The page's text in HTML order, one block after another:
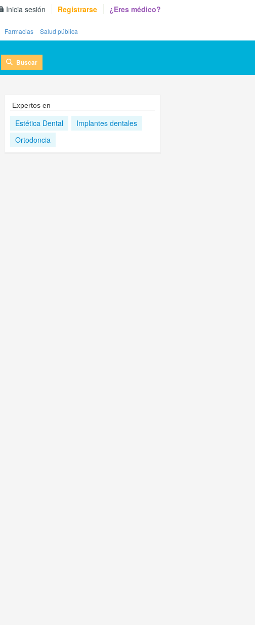
Inicia sesión Registrarse ¿Eres médico?
Farmacias Salud pública
Buscar
Expertos en
Estética Dental
Implantes dentales
Ortodoncia